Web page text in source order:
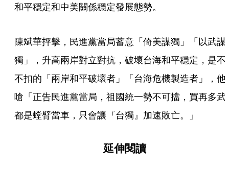
和平穩定和中美關係穩定發展態勢。
陳斌華抨擊，民進黨當局蓄意「倚美謀獨」「以武謀
獨」，升高兩岸對立對抗，破壞台海和平穩定，是不
不扣的「兩岸和平破壞者」「台海危機製造者」，他
嗆「正告民進黨當局，祖國統一勢不可擋，買再多武
都是螳臂當車，只會讓『台獨』加速敗亡。」
延伸閱讀